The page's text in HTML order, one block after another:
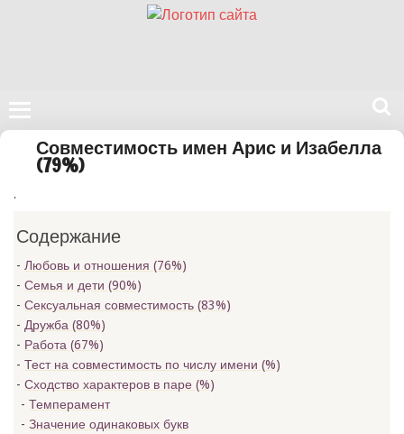
Поиск
сайте
Совместимость имен Арис и Изабелла
(79%)
.
Содержание
Любовь и отношения (76%)
Семья и дети (90%)
Сексуальная совместимость (83%)
Дружба (80%)
Работа (67%)
Тест на совместимость по числу имени (%)
Сходство характеров в паре (%)
Темперамент
Значение одинаковых букв